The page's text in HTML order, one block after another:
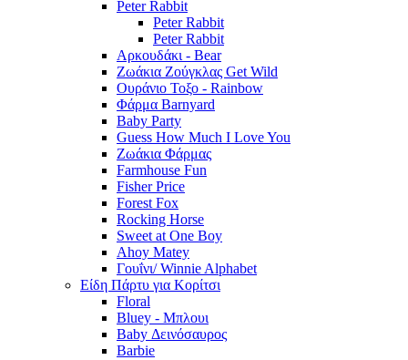
Peter Rabbit
Peter Rabbit
Peter Rabbit
Αρκουδάκι - Bear
Ζωάκια Ζούγκλας Get Wild
Ουράνιο Τοξο - Rainbow
Φάρμα Barnyard
Baby Party
Guess How Much I Love You
Ζωάκια Φάρμας
Farmhouse Fun
Fisher Price
Forest Fox
Rocking Horse
Sweet at One Boy
Ahoy Matey
Γουΐνι/ Winnie Alphabet
Είδη Πάρτυ για Κορίτσι
Floral
Bluey - Μπλουι
Baby Δεινόσαυρος
Barbie